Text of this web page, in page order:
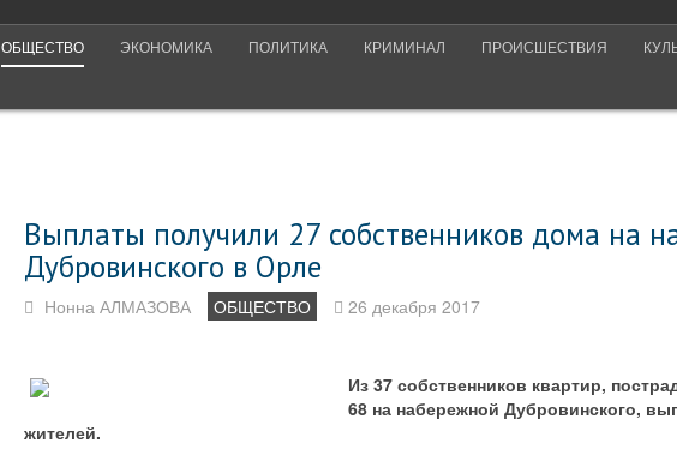
ОБЩЕСТВО ЭКОНОМИКА ПОЛИТИКА КРИМИНАЛ ПРОИСШЕСТВИЯ
Выплаты получили 27 собственников дома на
Дубровинского в Орле
Нонна АЛМАЗОВА ОБЩЕСТВО 26 декабря 2017
Из 37 собственников квартир,
68 на набережной Дубровинского,
жителей.